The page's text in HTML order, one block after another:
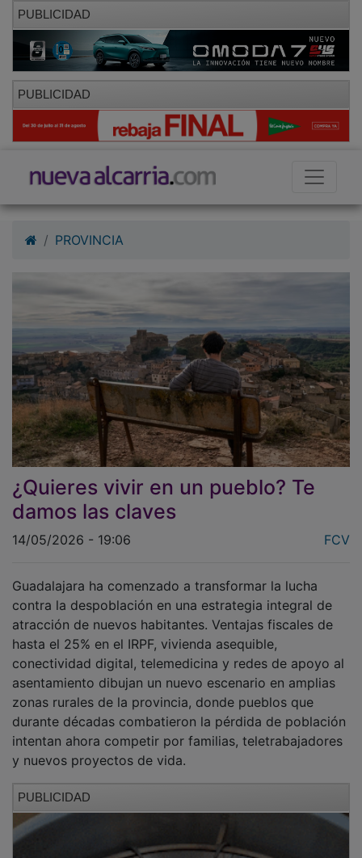
PUBLICIDAD
PUBLICIDAD
PROVINCIA
¿Quieres vivir en un pueblo? Te
damos las claves
14/05/2026 - 19:06 FCV
Guadalajara ha comenzado a transformar la lucha
contra la despoblación en una estrategia integral de
atracción de nuevos habitantes. Ventajas fiscales de
hasta el 25% en el IRPF, vivienda asequible,
conectividad digital, telemedicina y redes de apoyo al
asentamiento dibujan un nuevo escenario en amplias
zonas rurales de la provincia, donde pueblos que
durante décadas combatieron la pérdida de población
intentan ahora competir por familias, teletrabajadores
y nuevos proyectos de vida.
PUBLICIDAD